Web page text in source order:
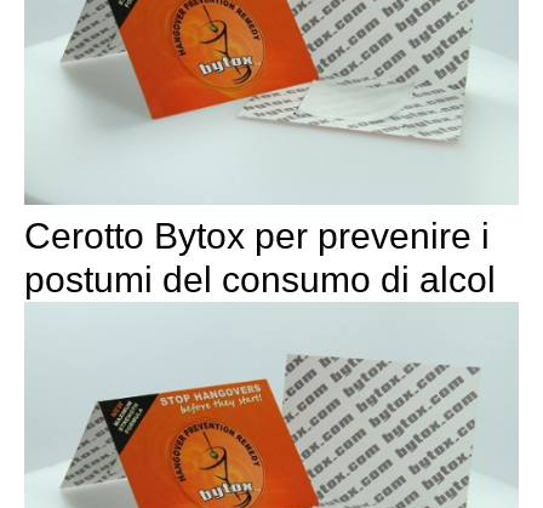
Cerotto Bytox per prevenire i
postumi del consumo di alcol